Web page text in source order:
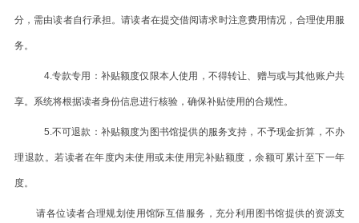
分，需由读者自行承担。请读者在提交借阅请求时注意费用情况，合理使用服
务。
4.专款专用：补贴额度仅限本人使用，不得转让、赠与或与其他账户共
享。系统将根据读者身份信息进行核验，确保补贴使用的合规性。
5.不可退款：补贴额度为图书馆提供的服务支持，不予现金折算，不办
理退款。若读者在年度内未使用或未使用完补贴额度，余额可累计至下一年
度。
请各位读者合理规划使用馆际互借服务，充分利用图书馆提供的资源支